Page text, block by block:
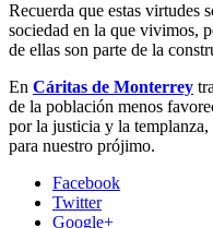
Recuerda que estas virtudes
sociedad en la que vivimos,
de ellas son parte de la
En Cáritas de Monterrey
de la población menos
por la justicia y la templanza,
para nuestro prójimo.
Facebook
Twitter
Google+